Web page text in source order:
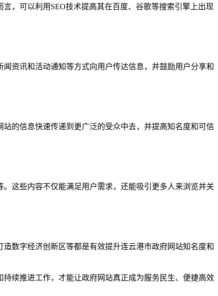
，可以利用SEO技术提高其在百度、谷歌等搜索引擎上出现
资讯和活动通知等方式向用户传达信息，并鼓励用户分享和
的信息快速传递到更广泛的受众中去，并提高知名度和可信
这些内容不仅能满足用户需求，还能吸引更多人来浏览并关
数字经济创新区等都是有效提升连云港市政府网站知名度和
续推进工作，才能让政府网站真正成为服务民生、便捷高效